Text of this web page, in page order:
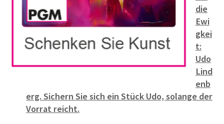
die
Ewi
gkei
t:
Udo
Lind
enb
erg. Sichern Sie sich ein Stück Udo, solange der
Vorrat reicht.